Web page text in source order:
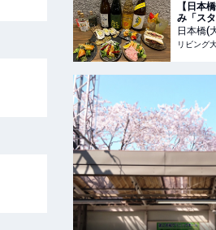
【日本
み「ス
生
日本橋(
市中央区